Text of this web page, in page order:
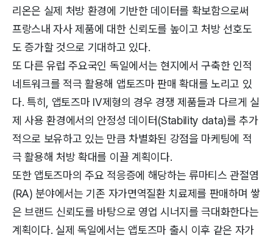
리온은 실제 처방 환경에 기반한 데이터를 확보함으로써
프랑스내 자사 제품에 대한 신뢰도를 높이고 처방 선호도
도 증가할 것으로 기대하고 있다.
또 다른 유럽 주요국인 독일에서는 현지에서 구축한 인적
네트워크를 적극 활용해 앱토즈마 판매 확대를 노리고 있
다. 특히, 앱토즈마 IV제형의 경우 경쟁 제품들과 다르게 실
제 사용 환경에서의 안정성 데이터(Stability data)를 추가
적으로 보유하고 있는 만큼 차별화된 강점을 마케팅에 적
극 활용해 처방 확대를 이끌 계획이다.
또한 앱토즈마의 주요 적응증에 해당하는 류마티스 관절염
(RA) 분야에서는 기존 자가면역질환 치료제를 판매하며 쌓
은 브랜드 신뢰도를 바탕으로 영업 시너지를 극대화한다는
계획이다. 실제 독일에서는 앱토즈마 출시 이후 같은 자가